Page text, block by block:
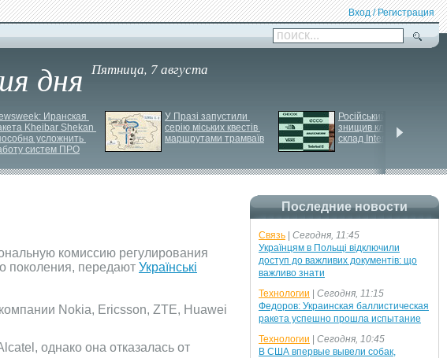
Вход / Регистрация
поиск...
дня Пятница, 7 августа
Иранская
Kheibar Shekan
усложнить
систем ПРО
У Празі запустили
серію міських квестів
маршрутами трамваїв
Російський удар
знищив ключовий
склад Intertop Ukraine
комиссию регулирования
поколения, передают Українські
Nokia, Ericsson, ZTE, Huawei
однако она отказалась от
Последние новости
Связь
Сегодня, 11:45
Українцям в Польщі відключили
доступ до важливих документів: що
важливо знати
Технологии
Сегодня, 11:15
Федоров: Украинская баллистическая
ракета успешно прошла испытание
Технологии
Сегодня, 10:45
В США впервые вывели собак,